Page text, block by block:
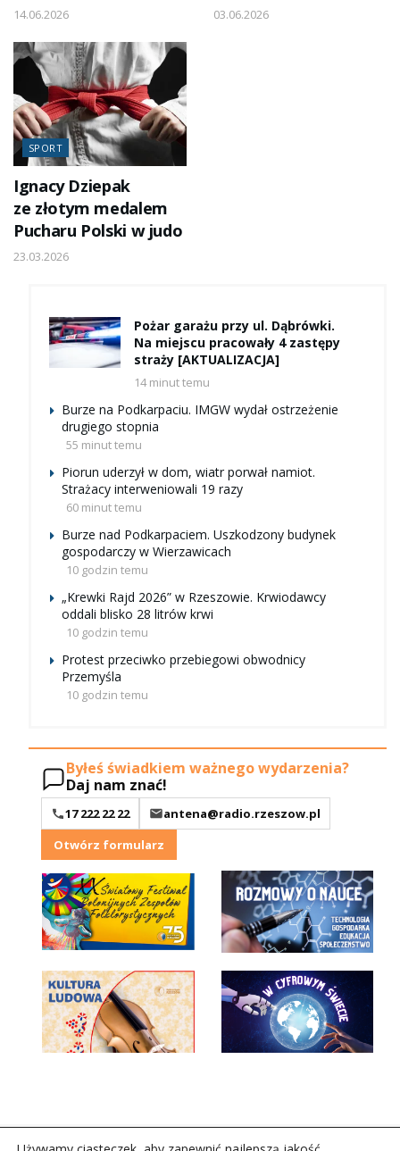
14.06.2026 03.06.2026
SPORT
Ignacy Dziepak
ze złotym medalem
Pucharu Polski w judo
23.03.2026
Pożar garażu przy ul. Dąbrówki.
Na miejscu pracowały 4 zastępy
straży [AKTUALIZACJA]
14 minut temu
Burze na Podkarpaciu. IMGW wydał ostrzeżenie
drugiego stopnia
55 minut temu
Piorun uderzył w dom, wiatr porwał namiot.
Strażacy interweniowali 19 razy
60 minut temu
Burze nad Podkarpaciem. Uszkodzony budynek
gospodarczy w Wierzawicach
10 godzin temu
„Krewki Rajd 2026” w Rzeszowie. Krwiodawcy
oddali blisko 28 litrów krwi
10 godzin temu
Protest przeciwko przebiegowi obwodnicy
Przemyśla
10 godzin temu
Byłeś świadkiem ważnego wydarzenia?
Daj nam znać!
17 222 22 22
antena@radio.rzeszow.pl
Otwórz formularz